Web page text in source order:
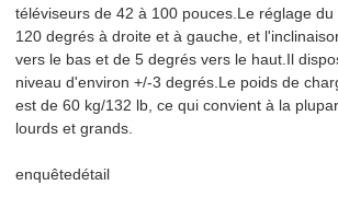
téléviseurs de 42 à 100 pouces.Le réglage
120 degrés à droite et à gauche, et
vers le bas et de 5 degrés vers le haut.Il
niveau d'environ +/-3 degrés.Le poids de
est de 60 kg/132 ​​lb, ce qui convient à la
lourds et grands.
enquêtedétail